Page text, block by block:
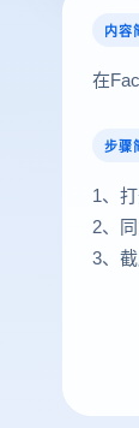
内容
在
步骤
1、
2、
3、